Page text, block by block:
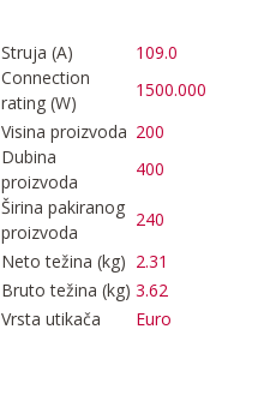
Struja (A)
109.0
Connection
rating (W)
1500.000
Visina proizvoda 200
Dubina
proizvoda
400
Širina pakiranog
proizvoda
240
Neto težina (kg) 2.31
Bruto težina (kg) 3.62
Vrsta utikača
Euro